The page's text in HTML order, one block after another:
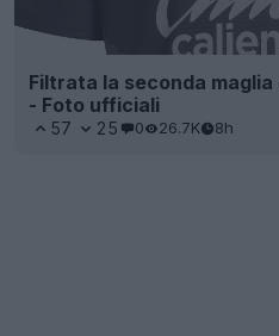
Filtrata la seconda
- Foto ufficiali
57 25 0 26.7K 8h